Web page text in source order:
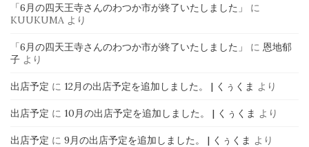
「6月の四天王寺さんのわつか市が終了いたしました」
に
KUUKUMA より
「6月の四天王寺さんのわつか市が終了いたしました」 に 恩地郁
子 より
出店予定 に 12月の出店予定を追加しました。 | くぅくま より
出店予定 に 10月の出店予定を追加しました。 | くぅくま より
出店予定 に 9月の出店予定を追加しました。 | くぅくま より